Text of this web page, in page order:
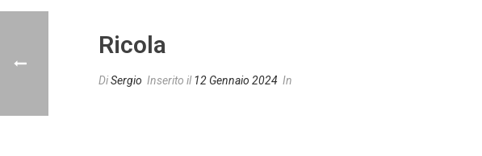
Ricola
DiSergio Inserito il12 Gennaio 2024 In